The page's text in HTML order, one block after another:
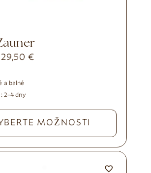
29,50€
a balné
2–4 dny
MOŽNOSTI